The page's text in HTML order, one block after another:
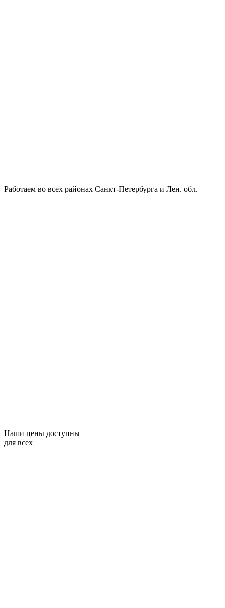
Работаем во всех районах Санкт-Петербурга и Лен. обл.
Наши цены доступны
для всех